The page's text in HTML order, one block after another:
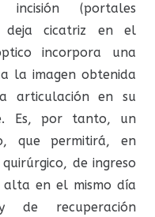
(portales
deja cicatriz en el
incorpora una
la imagen obtenida
articulación en su
Es, por tanto, un
que permitirá, en
de ingreso
en el mismo día
de recuperación